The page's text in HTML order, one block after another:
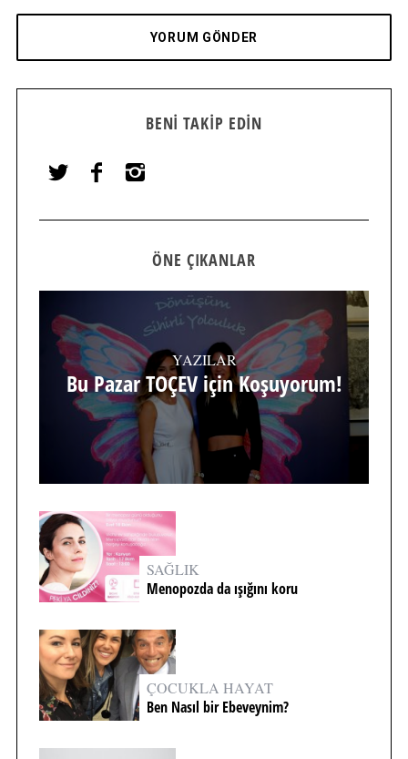
BENI TAKIP EDIN
ÖNE ÇIKANLAR
YAZILAR
Bu Pazar TOÇEV için Koşuyorum!
SAĞLIK
Menopozda da ışığını koru
ÇOCUKLA HAYAT
Ben Nasıl bir Ebeveynim?